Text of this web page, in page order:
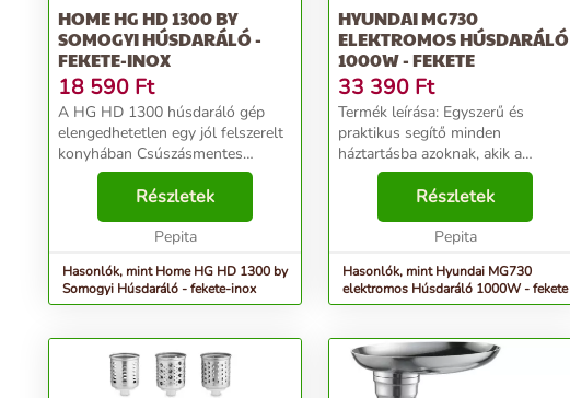
HOME HG HD 1300 BY
SOMOGYI HÚSDARÁLÓ -
FEKETE-INOX
18 590 Ft
A HG HD 1300 húsdaráló gép
elengedhetetlen egy jól felszerelt
konyhában Csúszásmentes
talpainak segítségével stabil
használatot biztosít Az 1300 W-
os teljesítménynek és 1600 g/perc
darálási kapaci...
Részletek
Pepita
Hasonlók, mint Home HG HD 1300 by
Somogyi Húsdaráló - fekete-inox
HYUNDAI MG730
ELEKTROMOS HÚSDARÁLÓ
1000W - FEKETE
33 390 Ft
Termék leírása: Egyszerű és
praktikus segítő minden
háztartásba azoknak, akik a
változatos ételeket, a minőségi és
tradicionális étkezést szeretik. A
Hyundai MG730 húsdarálóval a
fasírozott, burger, ...
Részletek
Pepita
Hasonlók, mint Hyundai MG730
elektromos Húsdaráló 1000W - fekete